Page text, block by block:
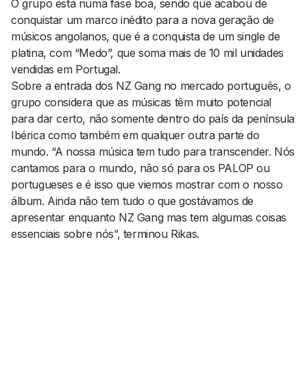
O grupo está numa fase boa, sendo que acabou de
conquistar um marco inédito para a nova geração de
músicos angolanos, que é a conquista de um single de
platina, com “Medo”, que soma mais de 10 mil unidades
vendidas em Portugal.
Sobre a entrada dos NZ Gang no mercado português, o
grupo considera que as músicas têm muito potencial
para dar certo, não somente dentro do país da península
Ibérica como também em qualquer outra parte do
mundo. “A nossa música tem tudo para transcender. Nós
cantamos para o mundo, não só para os PALOP ou
portugueses e é isso que viemos mostrar com o nosso
álbum. Ainda não tem tudo o que gostávamos de
apresentar enquanto NZ Gang mas tem algumas coisas
essenciais sobre nós”, terminou Rikas.